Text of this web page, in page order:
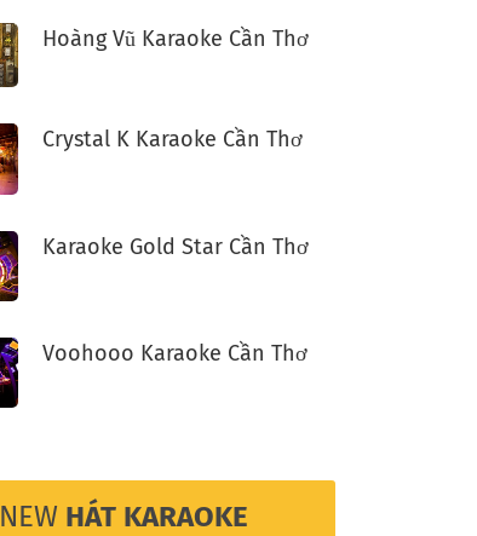
Hoàng Vũ Karaoke Cần Thơ
Crystal K Karaoke Cần Thơ
Karaoke Gold Star Cần Thơ
Voohooo Karaoke Cần Thơ
NEW HÁT KARAOKE